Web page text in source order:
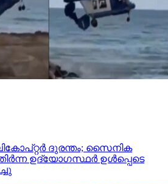
ദുരന്തം; സൈനിക
ഉദ്യോഗസ്ഥര്‍ ഉള്‍പ്പെടെ